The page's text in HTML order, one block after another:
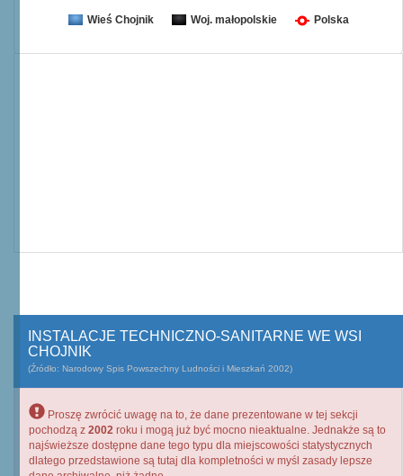
Wieś Chojnik Woj. małopolskie Polska
INSTALACJE TECHNICZNO-SANITARNE WE WSI
CHOJNIK
(Źródło: Narodowy Spis Powszechny Ludności i Mieszkań 2002)
Proszę zwrócić uwagę na to, że dane prezentowane w tej sekcji
pochodzą z 2002 roku i mogą już być mocno nieaktualne. Jednakże są to
najświeższe dostępne dane tego typu dla miejscowości statystycznych
dlatego przedstawione są tutaj dla kompletności w myśl zasady lepsze